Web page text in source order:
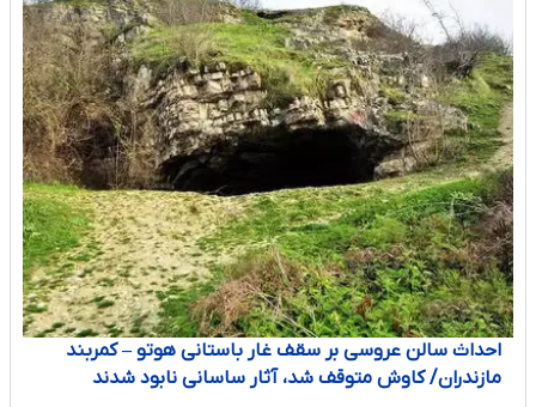
احداث سالن عروسی بر سقف غار باستانی هوتو – کمربند
مازندران/ کاوش متوقف شد، آثار ساسانی نابود شدند